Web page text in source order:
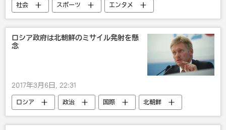
社会 スポーツ
エンタメ
カナダ
米国
ロシア政府は北朝鮮のミサイル発射を懸
念
2017年3月6日, 22:31
ロシア 政治 国際
北朝鮮
ミサイル